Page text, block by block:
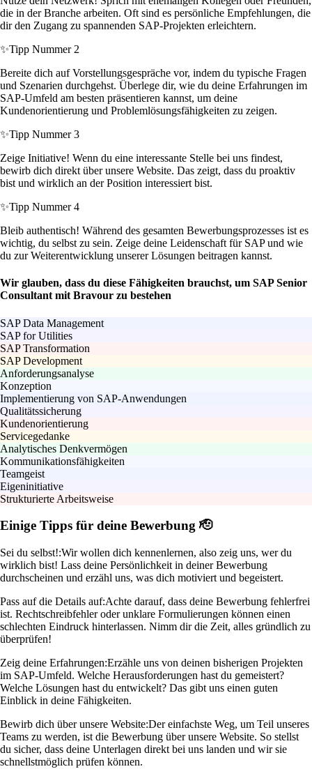
die in der Branche arbeiten. Oft sind es persönliche Empfehlungen, die
dir den Zugang zu spannenden SAP-Projekten erleichtern.
✨Tipp Nummer 2
Bereite dich auf Vorstellungsgespräche vor, indem du typische Fragen
und Szenarien durchgehst. Überlege dir, wie du deine Erfahrungen im
SAP-Umfeld am besten präsentieren kannst, um deine
Kundenorientierung und Problemlösungsfähigkeiten zu zeigen.
✨Tipp Nummer 3
Zeige Initiative! Wenn du eine interessante Stelle bei uns findest,
bewirb dich direkt über unsere Website. Das zeigt, dass du proaktiv
bist und wirklich an der Position interessiert bist.
✨Tipp Nummer 4
Bleib authentisch! Während des gesamten Bewerbungsprozesses ist es
wichtig, du selbst zu sein. Zeige deine Leidenschaft für SAP und wie
du zur Weiterentwicklung unserer Lösungen beitragen kannst.
Wir glauben, dass du diese Fähigkeiten brauchst, um SAP Senior
Consultant mit Bravour zu bestehen
SAP Data Management
SAP for Utilities
SAP Transformation
SAP Development
Anforderungsanalyse
Konzeption
Implementierung von SAP-Anwendungen
Qualitätssicherung
Kundenorientierung
Servicegedanke
Analytisches Denkvermögen
Kommunikationsfähigkeiten
Teamgeist
Eigeninitiative
Strukturierte Arbeitsweise
Einige Tipps für deine Bewerbung 🫡
Sei du selbst!:Wir wollen dich kennenlernen, also zeig uns, wer du
wirklich bist! Lass deine Persönlichkeit in deiner Bewerbung
durchscheinen und erzähl uns, was dich motiviert und begeistert.
Pass auf die Details auf:Achte darauf, dass deine Bewerbung fehlerfrei
ist. Rechtschreibfehler oder unklare Formulierungen können einen
schlechten Eindruck hinterlassen. Nimm dir die Zeit, alles gründlich zu
überprüfen!
Zeig deine Erfahrungen:Erzähle uns von deinen bisherigen Projekten
im SAP-Umfeld. Welche Herausforderungen hast du gemeistert?
Welche Lösungen hast du entwickelt? Das gibt uns einen guten
Einblick in deine Fähigkeiten.
Bewirb dich über unsere Website:Der einfachste Weg, um Teil unseres
Teams zu werden, ist die Bewerbung über unsere Website. So stellst
du sicher, dass deine Unterlagen direkt bei uns landen und wir sie
schnellstmöglich prüfen können.